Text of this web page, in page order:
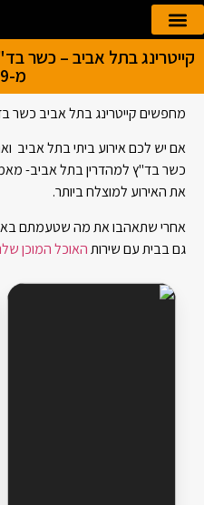
קייטרינג בתל אביב – כשר
מ-₪39
מחפשים קייטרינג בתל אביב כשר
אם יש לכם אירוע ביתי בתל אביב
כשר בד"ץ למהדרין בתל אביב-
את האירוע למוצלח ביותר.
אחרי שתאהבו את מה שטעמתם
גם בבית עם שירותהאוכל המוכן